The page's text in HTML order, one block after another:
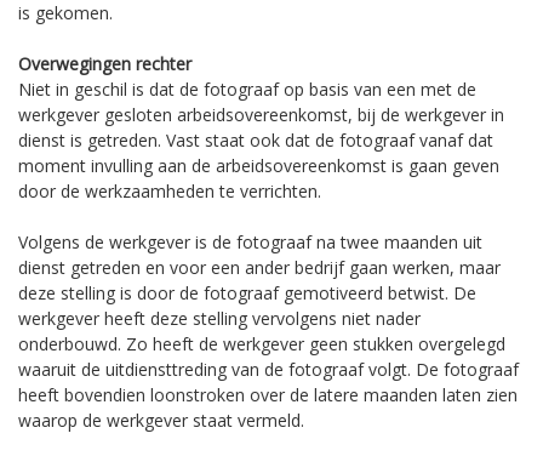
is gekomen.
Overwegingen rechter
Niet in geschil is dat de fotograaf op basis van een met de
werkgever gesloten arbeidsovereenkomst, bij de werkgever in
dienst is getreden. Vast staat ook dat de fotograaf vanaf dat
moment invulling aan de arbeidsovereenkomst is gaan geven
door de werkzaamheden te verrichten.
Volgens de werkgever is de fotograaf na twee maanden uit
dienst getreden en voor een ander bedrijf gaan werken, maar
deze stelling is door de fotograaf gemotiveerd betwist. De
werkgever heeft deze stelling vervolgens niet nader
onderbouwd. Zo heeft de werkgever geen stukken overgelegd
waaruit de uitdiensttreding van de fotograaf volgt. De fotograaf
heeft bovendien loonstroken over de latere maanden laten zien
waarop de werkgever staat vermeld.